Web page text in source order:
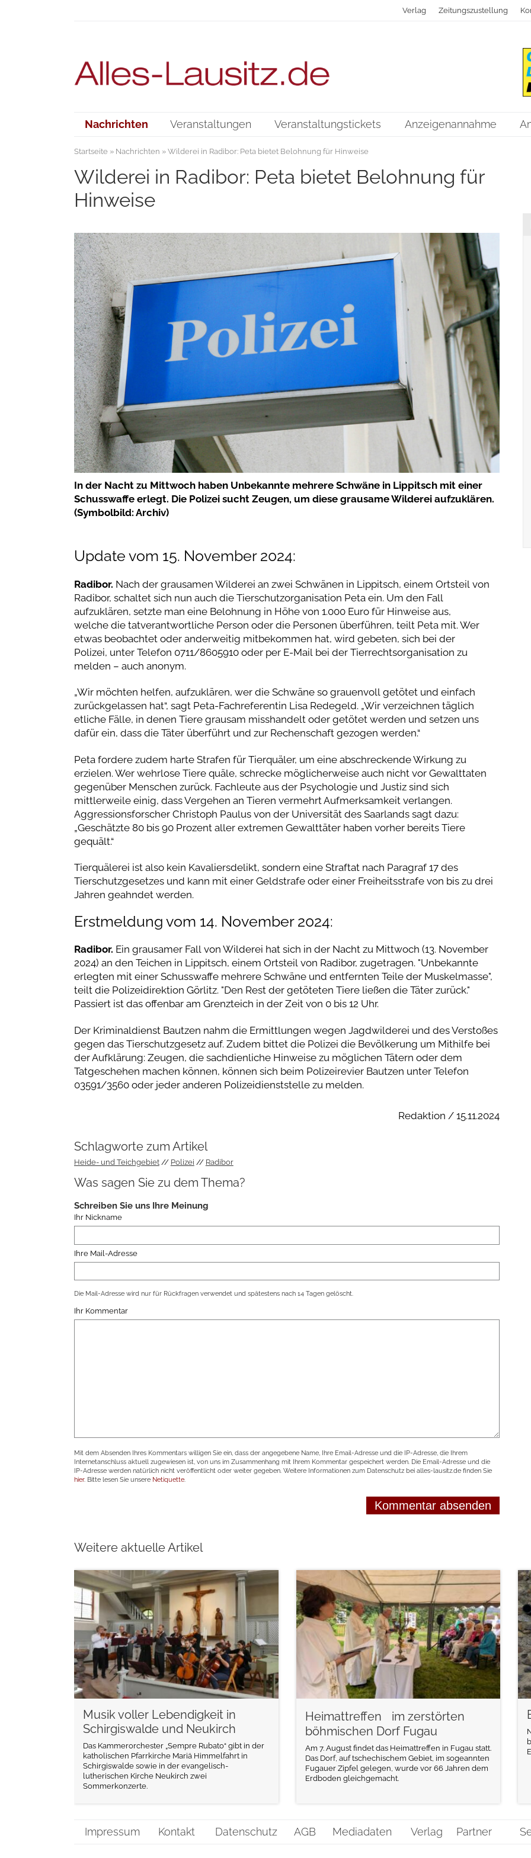
Verlag Zeitungszustellung
Nachrichten Veranstaltungen Veranstaltungstickets Anzeigenannahme
Startseite» Nachrichten » Wilderei in Radibor: Peta bietet Belohnung für Hinweise
Wilderei in Radibor: Peta bietet Belohnung für
Hinweise
In der Nacht zu Mittwoch haben Unbekannte mehrere Schwäne in Lippitsch mit einer
Schusswaffe erlegt. Die Polizei sucht Zeugen, um diese grausame Wilderei aufzuklären.
(Symbolbild: Archiv)
Update vom 15. November 2024:
Radibor. Nach der grausamen Wilderei an zwei Schwänen in Lippitsch, einem Ortsteil von
Radibor, schaltet sich nun auch die Tierschutzorganisation Peta ein. Um den Fall
aufzuklären, setzte man eine Belohnung in Höhe von 1.000 Euro für Hinweise aus,
welche die tatverantwortliche Person oder die Personen überführen, teilt Peta mit. Wer
etwas beobachtet oder anderweitig mitbekommen hat, wird gebeten, sich bei der
Polizei, unter Telefon 0711/8605910 oder per E-Mail bei der Tierrechtsorganisation zu
melden – auch anonym.
„Wir möchten helfen, aufzuklären, wer die Schwäne so grauenvoll getötet und einfach
zurückgelassen hat“, sagt Peta-Fachreferentin Lisa Redegeld. „Wir verzeichnen täglich
etliche Fälle, in denen Tiere grausam misshandelt oder getötet werden und setzen uns
dafür ein, dass die Täter überführt und zur Rechenschaft gezogen werden.“
Peta fordere zudem harte Strafen für Tierquäler, um eine abschreckende Wirkung zu
erzielen. Wer wehrlose Tiere quäle, schrecke möglicherweise auch nicht vor Gewalttaten
gegenüber Menschen zurück. Fachleute aus der Psychologie und Justiz sind sich
mittlerweile einig, dass Vergehen an Tieren vermehrt Aufmerksamkeit verlangen.
Aggressionsforscher Christoph Paulus von der Universität des Saarlands sagt dazu:
„Geschätzte 80 bis 90 Prozent aller extremen Gewalttäter haben vorher bereits Tiere
gequält.“
Tierquälerei ist also kein Kavaliersdelikt, sondern eine Straftat nach Paragraf 17 des
Tierschutzgesetzes und kann mit einer Geldstrafe oder einer Freiheitsstrafe von bis zu drei
Jahren geahndet werden.
Erstmeldung vom 14. November 2024:
Radibor. Ein grausamer Fall von Wilderei hat sich in der Nacht zu Mittwoch (13. November
2024) an den Teichen in Lippitsch, einem Ortsteil von Radibor, zugetragen. "Unbekannte
erlegten mit einer Schusswaffe mehrere Schwäne und entfernten Teile der Muskelmasse",
teilt die Polizeidirektion Görlitz. "Den Rest der getöteten Tiere ließen die Täter zurück."
Passiert ist das offenbar am Grenzteich in der Zeit von 0 bis 12 Uhr.
Der Kriminaldienst Bautzen nahm die Ermittlungen wegen Jagdwilderei und des Verstoßes
gegen das Tierschutzgesetz auf. Zudem bittet die Polizei die Bevölkerung um Mithilfe bei
der Aufklärung: Zeugen, die sachdienliche Hinweise zu möglichen Tätern oder dem
Tatgeschehen machen können, können sich beim Polizeirevier Bautzen unter Telefon
03591/3560 oder jeder anderen Polizeidienststelle zu melden.
Redaktion / 15.11.2024
Schlagworte zum Artikel
Heide- und Teichgebiet Polizei Radibor
Was sagen Sie zu dem Thema?
Schreiben Sie uns Ihre Meinung
Ihr Nickname
Ihre Mail-Adresse
Die Mail-Adresse wird nur für Rückfragen verwendet und spätestens nach 14 Tagen gelöscht.
Ihr Kommentar
Mit dem Absenden Ihres Kommentars willigen Sie ein, dass der angegebene Name, Ihre Email-Adresse und die IP-Adresse, die Ihrem
Internetanschluss aktuell zugewiesen ist, von uns im Zusammenhang mit Ihrem Kommentar gespeichert werden. Die Email-Adresse und die
IP-Adresse werden natürlich nicht veröffentlicht oder weiter gegeben. Weitere Informationen zum Datenschutz bei alles-lausitz.de finden Sie
hier. Bitte lesen Sie unsere Netiquette.
Weitere aktuelle Artikel
Musik voller Lebendigkeit in
Schirgiswalde und Neukirch
Das Kammerorchester „Sempre Rubato“ gibt in der
katholischen Pfarrkirche Mariä Himmelfahrt in
Schirgiswalde sowie in der evangelisch-
lutherischen Kirche Neukirch zwei
Sommerkonzerte.
weiterlesen
Heimattreffen im zerstörten
böhmischen Dorf Fugau
Am 7. August findet das Heimattreffen in Fugau statt.
Das Dorf, auf tschechischem Gebiet, im sogeannten
Fugauer Zipfel gelegen, wurde vor 66 Jahren dem
Erdboden gleichgemacht.
weiterlesen
Impressum Kontakt Datenschutz AGB Mediadaten Verlag Partner